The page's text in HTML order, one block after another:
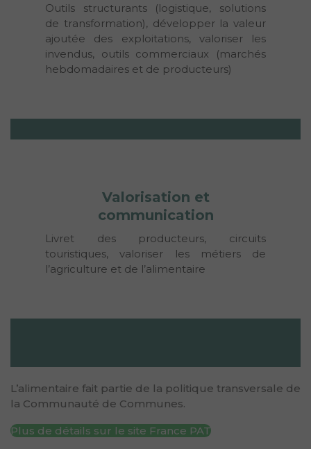
Outils structurants (logistique, solutions
de transformation), développer la valeur
ajoutée des exploitations, valoriser les
invendus, outils commerciaux (marchés
hebdomadaires et de producteurs)
Valorisation et
communication
Livret des producteurs, circuits
touristiques, valoriser les métiers de
l’agriculture et de l’alimentaire
L’alimentaire fait partie de la politique transversale de
la Communauté de Communes.
Plus de détails sur le site France PAT